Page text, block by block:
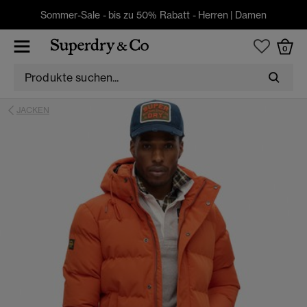
Sommer-Sale - bis zu 50% Rabatt - Herren | Damen
0
JACKEN